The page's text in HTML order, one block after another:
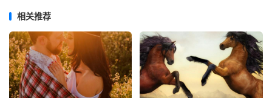
相关推荐